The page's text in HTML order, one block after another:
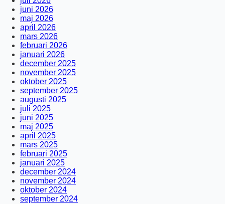
juni 2026
maj 2026
april 2026
mars 2026
februari 2026
januari 2026
december 2025
november 2025
oktober 2025
september 2025
augusti 2025
juli 2025
juni 2025
maj 2025
april 2025
mars 2025
februari 2025
januari 2025
december 2024
november 2024
oktober 2024
september 2024